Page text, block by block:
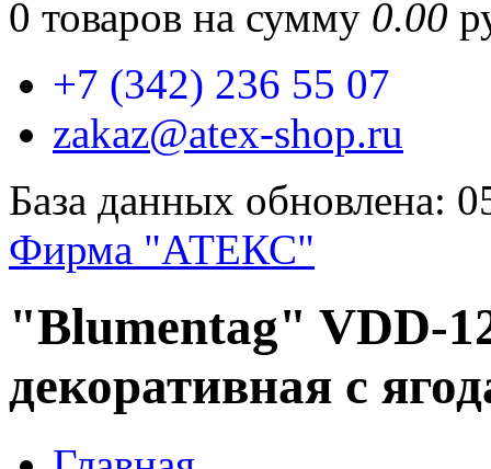
0 товаров на сумму 0.00
+7 (342) 236 55 07
zakaz@atex-shop.ru
База данных обновлена:
Фирма "АТЕКС"
"Blumentag" VDD-
декоративная с